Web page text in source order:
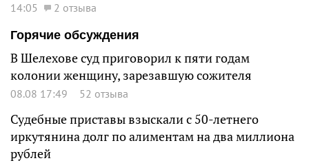
14:05
2 отзыва
Горячие обсуждения
В Шелехове суд приговорил к пяти годам
колонии женщину, зарезавшую сожителя
08.08 17:49 52 отзыва
Судебные приставы взыскали с 50-летнего
иркутянина долг по алиментам на два миллиона
рублей